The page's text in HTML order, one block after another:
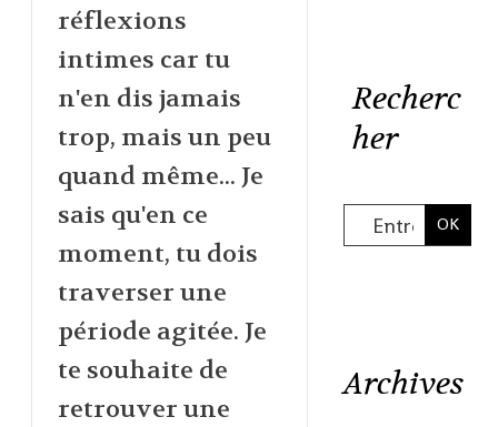
réflexions
intimes car tu
n'en dis jamais
trop, mais un peu
quand même... Je
sais qu'en ce
moment, tu dois
traverser une
période agitée. Je
te souhaite de
retrouver une
Recherc
her
Archives